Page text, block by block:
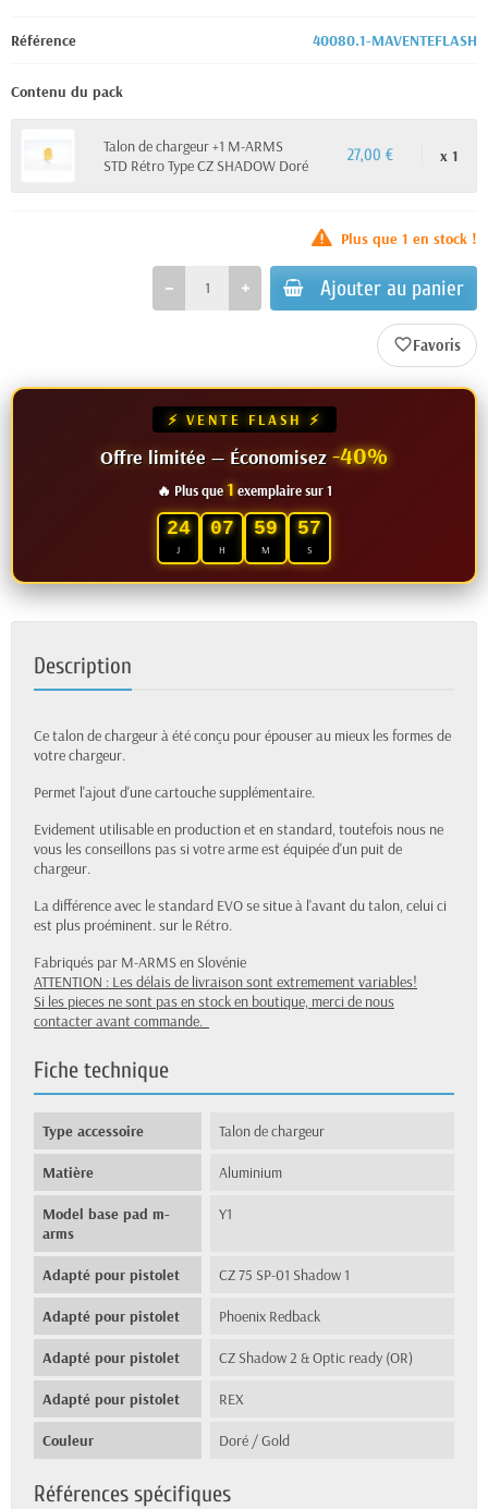
Référence 40080.1-MAVENTEFLASH
Contenu du pack
Talon de chargeur +1 M-ARMS
STD Rétro Type CZ SHADOW Doré
27,00 € x 1
Plus que 1 en stock !
Ajouter au panier
favorite_border
⚡ VENTE FLASH ⚡
Offre limitée — Économisez-40%
🔥 Plus que1 exemplaire sur 1
24
J
07
H
59
M
57
S
Description
Ce talon de chargeur à été conçu pour épouser au mieux les formes de
votre chargeur.
Permet l'ajout d'une cartouche supplémentaire.
Evidement utilisable en production et en standard, toutefois nous ne
vous les conseillons pas si votre arme est équipée d'un puit de
chargeur.
La différence avec le standard EVO se situe à l'avant du talon, celui ci
est plus proéminent. sur le Rétro.
Fabriqués par M-ARMS en Slovénie
ATTENTION : Les délais de livraison sont extremement variables!
Si les pieces ne sont pas en stock en boutique, merci de nous
contacter avant commande.
Fiche technique
Type accessoire Talon de chargeur
Matière Aluminium
Model base pad m-
arms
Y1
Adapté pour pistolet CZ 75 SP-01 Shadow 1
Adapté pour pistolet Phoenix Redback
Adapté pour pistolet CZ Shadow 2 & Optic ready (OR)
Adapté pour pistolet REX
Couleur Doré / Gold
Références spécifiques